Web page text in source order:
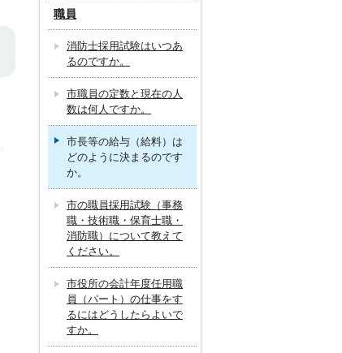
職員
消防士採用試験はいつあ
るのですか。
市職員の定数と現在の人
数は何人ですか。
市長等の給与（給料）は
どのように決まるのです
か。
市の職員採用試験（事務
職・技術職・保育士職・
消防職）について教えて
ください。
市役所の会計年度任用職
員（パート）の仕事をす
るにはどうしたらよいで
すか。